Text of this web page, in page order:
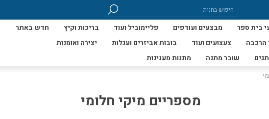
בית ספר מבצעים ועודפים פליימוביל ועוד בריכות וקיץ
חדש באתר
הרכבה צעצועים ועוד בובות אביזרים ועגלות
יצירה ואומנות
שובר מתנה מתנות מענינות
מספריים מיקי חלומי